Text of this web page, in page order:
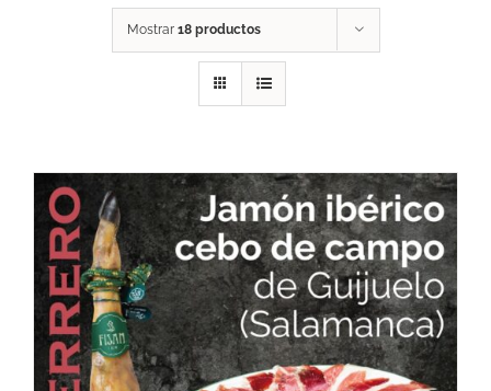
Mostrar 18 productos